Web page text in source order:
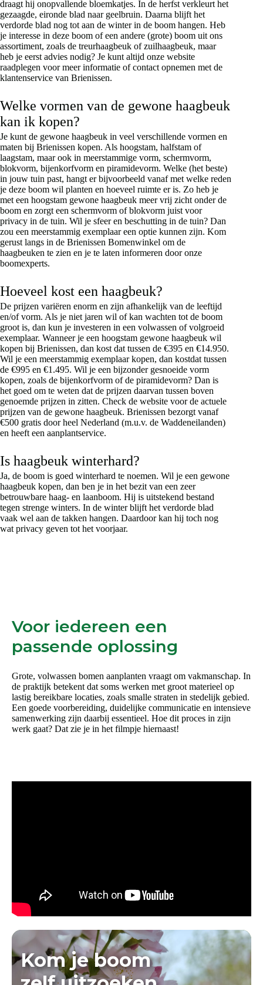
draagt hij onopvallende bloemkatjes. In de herfst verkleurt het
gezaagde, eironde blad naar geelbruin. Daarna blijft het
verdorde blad nog tot aan de winter in de boom hangen. Heb
je interesse in deze boom of een andere (grote) boom uit ons
assortiment, zoals de treurhaagbeuk of zuilhaagbeuk, maar
heb je eerst advies nodig? Je kunt altijd onze website
raadplegen voor meer informatie of contact opnemen met de
klantenservice van Brienissen.
Welke vormen van de gewone haagbeuk
kan ik kopen?
Je kunt de gewone haagbeuk in veel verschillende vormen en
maten bij Brienissen kopen. Als hoogstam, halfstam of
laagstam, maar ook in meerstammige vorm, schermvorm,
blokvorm, bijenkorfvorm en piramidevorm. Welke (het beste)
in jouw tuin past, hangt er bijvoorbeeld vanaf met welke reden
je deze boom wil planten en hoeveel ruimte er is. Zo heb je
met een hoogstam gewone haagbeuk meer vrij zicht onder de
boom en zorgt een schermvorm of blokvorm juist voor
privacy in de tuin. Wil je sfeer en beschutting in de tuin? Dan
zou een meerstammig exemplaar een optie kunnen zijn. Kom
gerust langs in de Brienissen Bomenwinkel om de
haagbeuken te zien en je te laten informeren door onze
boomexperts.
Hoeveel kost een haagbeuk?
De prijzen variëren enorm en zijn afhankelijk van de leeftijd
en/of vorm. Als je niet jaren wil of kan wachten tot de boom
groot is, dan kun je investeren in een volwassen of volgroeid
exemplaar. Wanneer je een hoogstam gewone haagbeuk wil
kopen bij Brienissen, dan kost dat tussen de €395 en €14.950.
Wil je een meerstammig exemplaar kopen, dan kostdat tussen
de €995 en €1.495. Wil je een bijzonder gesnoeide vorm
kopen, zoals de bijenkorfvorm of de piramidevorm? Dan is
het goed om te weten dat de prijzen daarvan tussen boven
genoemde prijzen in zitten. Check de website voor de actuele
prijzen van de gewone haagbeuk. Brienissen bezorgt vanaf
€500 gratis door heel Nederland (m.u.v. de Waddeneilanden)
en heeft een aanplantservice.
Is haagbeuk winterhard?
Ja, de boom is goed winterhard te noemen. Wil je een gewone
haagbeuk kopen, dan ben je in het bezit van een zeer
betrouwbare haag- en laanboom. Hij is uitstekend bestand
tegen strenge winters. In de winter blijft het verdorde blad
vaak wel aan de takken hangen. Daardoor kan hij toch nog
wat privacy geven tot het voorjaar.
Voor iedereen een
passende oplossing
Grote, volwassen bomen aanplanten vraagt om vakmanschap. In
de praktijk betekent dat soms werken met groot materieel op
lastig bereikbare locaties, zoals smalle straten in stedelijk gebied.
Een goede voorbereiding, duidelijke communicatie en intensieve
samenwerking zijn daarbij essentieel. Hoe dit proces in zijn
werk gaat? Dat zie je in het filmpje hiernaast!
Kom je boom